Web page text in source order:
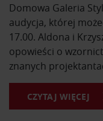
Domowa Galeria
audycja, której
17.00. Aldona i
opowieści o
znanych
Z Domowej Galerii
CZYTAJ WIĘCEJ